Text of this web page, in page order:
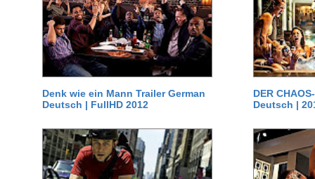
Denk wie ein Mann Trailer German
Deutsch | FullHD 2012
DER
Deutsch |